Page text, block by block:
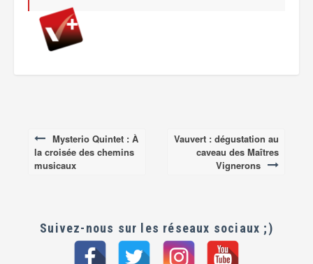
Post
navigation
Mysterio Quintet : À
la croisée des chemins
musicaux
Vauvert : dégustation au
caveau des Maîtres
Vignerons
Suivez-nous sur les réseaux sociaux ;)